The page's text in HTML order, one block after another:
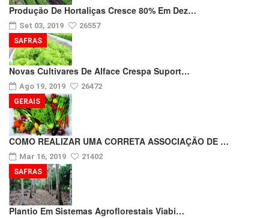
Produção De Hortaliças Cresce 80% Em Dez…
Set 03, 2019 26557
Novas Cultivares De Alface Crespa Suport…
Ago 19, 2019 26472
SAFRAS
COMO REALIZAR UMA CORRETA ASSOCIAÇÃO DE …
Mar 16, 2019 21402
GERAIS
Plantio Em Sistemas Agroflorestais Viabi…
SAFRAS